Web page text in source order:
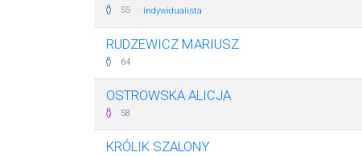
55 · Indywidualista
RUDZEWICZ MARIUSZ
64
OSTROWSKA ALICJA
58
KRÓLIK SZALONY